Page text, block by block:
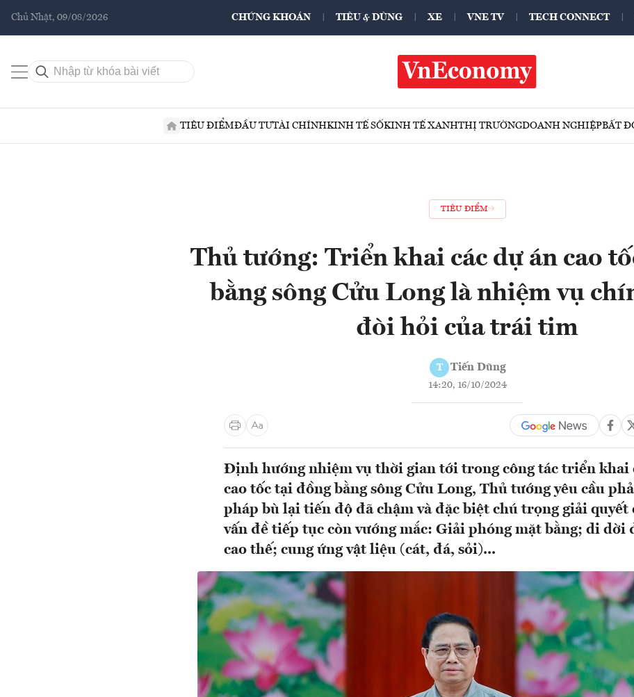
Chủ Nhật, 09/08/2026 CHỨNG KHOÁN TIÊU & DÙNG XE VNE TV TECH CONNECT
TIÊU ĐIỂMĐẦU TƯTÀI CHÍNHKINH TẾ SỐKINH TẾ XANHTHỊ TRƯỜNGDOANH NGHIỆPBẤT
TIÊU ĐIỂM
Thủ tướng: Triển khai các dự án cao
bằng sông Cửu Long là nhiệm vụ
đòi hỏi của trái tim
T Tiến Dũng
14:20, 16/10/2024
Định hướng nhiệm vụ thời gian tới trong công tác triển khai
cao tốc tại đồng bằng sông Cửu Long, Thủ tướng yêu cầu
pháp bù lại tiến độ đã chậm và đặc biệt chú trọng giải
vấn đề tiếp tục còn vướng mắc: Giải phóng mặt bằng; di dời
cao thế; cung ứng vật liệu (cát, đá, sỏi)...